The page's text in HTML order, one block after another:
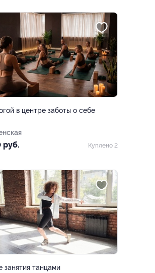
в центре заботы о себе
руб. Куплено 2
занятия танцами